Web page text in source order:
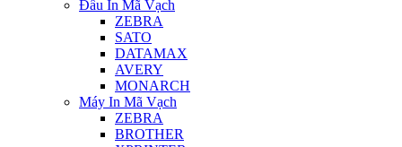
Đầu In Mã Vạch
ZEBRA
SATO
DATAMAX
AVERY
MONARCH
Máy In Mã Vạch
ZEBRA
BROTHER